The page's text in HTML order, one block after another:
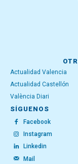
Actualidad Valencia
Actualidad Castellón
València Diari
SÍGUENOS
Facebook
Instagram
Linkedin
Mail